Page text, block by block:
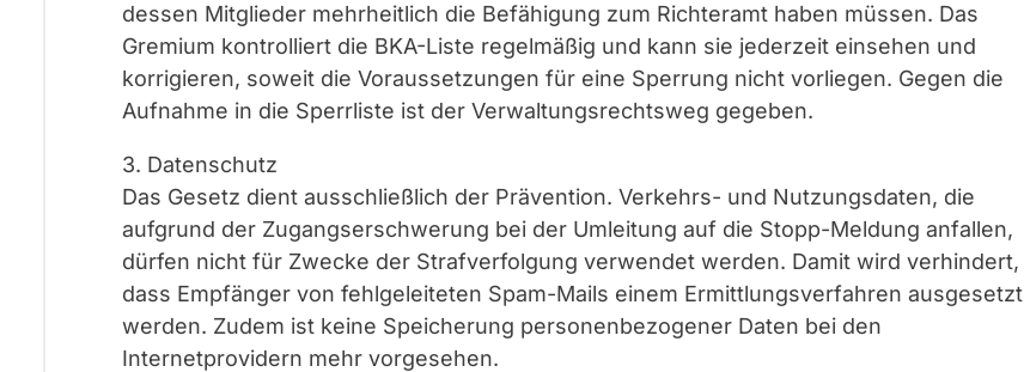
dessen Mitglieder mehrheitlich die Befähigung zum Richteramt haben müssen. Das
Gremium kontrolliert die BKA-Liste regelmäßig und kann sie jederzeit einsehen und
korrigieren, soweit die Voraussetzungen für eine Sperrung nicht vorliegen. Gegen die
Aufnahme in die Sperrliste ist der Verwaltungsrechtsweg gegeben.
3. Datenschutz
Das Gesetz dient ausschließlich der Prävention. Verkehrs- und Nutzungsdaten, die
aufgrund der Zugangserschwerung bei der Umleitung auf die Stopp-Meldung anfallen,
dürfen nicht für Zwecke der Strafverfolgung verwendet werden. Damit wird verhindert,
dass Empfänger von fehlgeleiteten Spam-Mails einem Ermittlungsverfahren ausgesetzt
werden. Zudem ist keine Speicherung personenbezogener Daten bei den
Internetprovidern mehr vorgesehen.